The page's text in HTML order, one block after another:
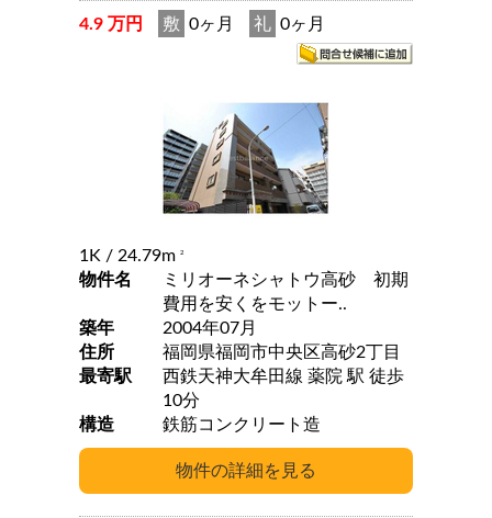
4.9 万円 敷 0ヶ月 礼 0ヶ月
1K / 24.79m 2
物件名
ミリオーネシャトウ高砂 初期
費用を安くをモットー..
築年
2004年07月
住所
福岡県福岡市中央区高砂2丁目
最寄駅
西鉄天神大牟田線 薬院 駅 徒歩
10分
構造
鉄筋コンクリート造